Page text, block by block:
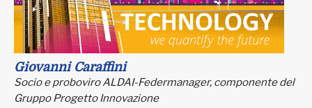
Giovanni Caraffini
Socio e proboviro ALDAI-Federmanager, componente del
Gruppo Progetto Innovazione